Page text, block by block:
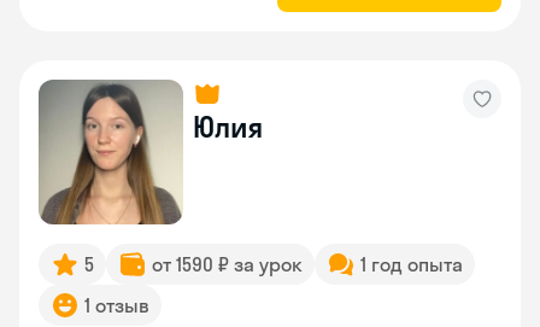
Юлия
5 от 1590 ₽ за урок
1 год опыта
1 отзыв